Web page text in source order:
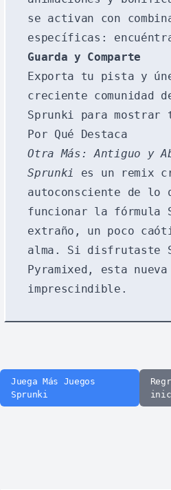
se activan con
específicas:
Guarda y Comparte
Exporta tu pista y
creciente comunidad
Sprunki para mostrar
Por Qué Destaca
Otra Más: Antiguo y
Sprunki
es un remix
autoconsciente de lo
funcionar la fórmula
extraño, un poco
alma. Si disfrutaste
Pyramixed , esta
imprescindible.
Juega Más Juegos
Sprunki